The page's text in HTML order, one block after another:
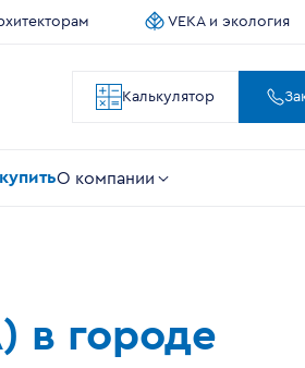
VEKA и экология
Калькулятор
О компании
в городе